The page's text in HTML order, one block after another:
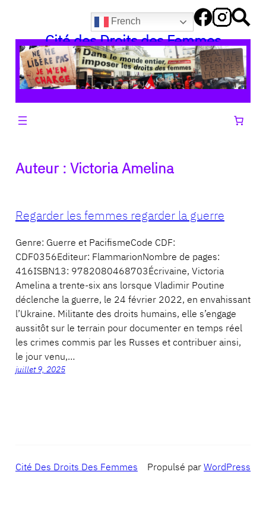
contenu
French
Cité des Droits des Femmes
Auteur : Victoria Amelina
Regarder les femmes regarder la guerre
Genre: Guerre et PacifismeCode CDF:
CDF0356Editeur: FlammarionNombre de pages:
416ISBN13: 9782080468703Écrivaine, Victoria
Amelina a trente-six ans lorsque Vladimir Poutine
déclenche la guerre, le 24 février 2022, en envahissant
l’Ukraine. Militante des droits humains, elle s’engage
aussitôt sur le terrain pour documenter en temps réel
les crimes commis par les Russes et contribuer ainsi,
le jour venu,…
juillet 9, 2025
Cité Des Droits Des Femmes Propulsé parWordPress